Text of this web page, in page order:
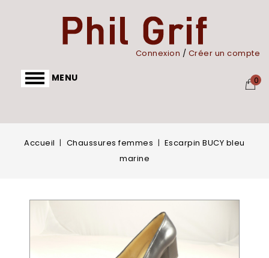
Connexion / Créer un compte
0
MENU
Accueil Chaussures femmes
Escarpin BUCY bleu
marine